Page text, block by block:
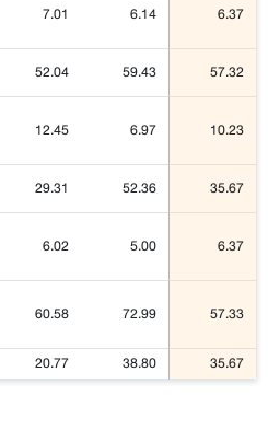
7.01 6.14 6.37
52.04 59.43 57.32
12.45 6.97 10.23
29.31 52.36 35.67
6.02 5.00 6.37
60.58 72.99 57.33
20.77 38.80 35.67